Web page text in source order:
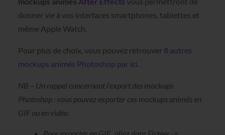
donner vie à vos interfaces smartphones, tablettes et
même Apple Watch.
Pour plus de choix, vous pouvez retrouver 8 autres
mockups animés Photoshop par ici.
NB – Un rappel concernant l’export des mockups
Photoshop : vous pouvez exporter ces mockups animés en
GIF ou en vidéo.